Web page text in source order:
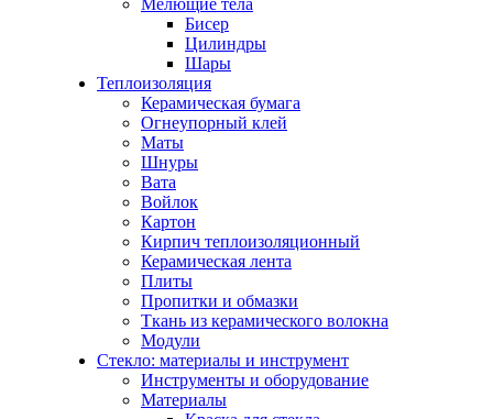
Мелющие тела
Бисер
Цилиндры
Шары
Теплоизоляция
Керамическая бумага
Огнеупорный клей
Маты
Шнуры
Вата
Войлок
Картон
Кирпич теплоизоляционный
Керамическая лента
Плиты
Пропитки и обмазки
Ткань из керамического волокна
Модули
Стекло: материалы и инструмент
Инструменты и оборудование
Материалы